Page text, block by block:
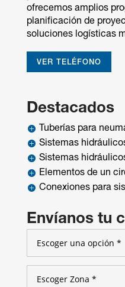
ofrecemos amplios
planificación de
soluciones logísticas
VER TELÉFONO
Destacados

Tuberías para
 Sistemas
 Sistemas
 Elementos de un
 Conexiones para
Envíanos tu